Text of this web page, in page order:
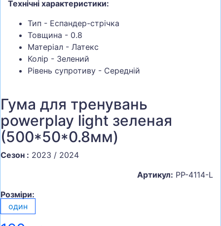
Технічні характеристики:
Тип - Еспандер-стрічка
Товщина - 0.8
Матеріал - Латекс
Колір - Зелений
Рівень супротиву - Середній
Гума для тренувань
powerplay light зеленая
(500*50*0.8мм)
Сезон : 2023 / 2024
Артикул: PP-4114-L
Розміри:
один